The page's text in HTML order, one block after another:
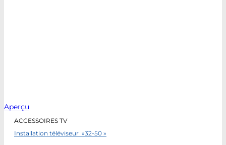
Aperçu
ACCESSOIRES TV
Installation téléviseur »32-50 »